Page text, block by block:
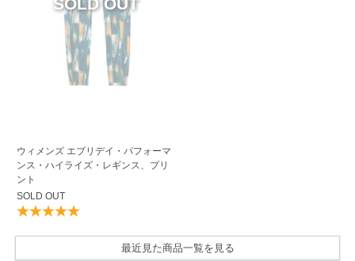
ウィメンズ エブリデイ・パフォーマ
ンス・ハイライズ・レギンス、プリ
ント
SOLD OUT
最近見た商品一覧を見る